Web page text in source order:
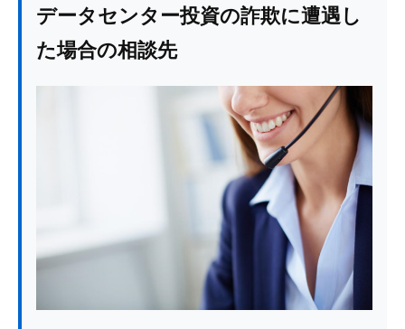
データセンター投資の詐欺に遭遇し
た場合の相談先